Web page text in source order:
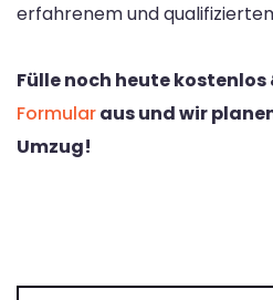
erfahrenem und
Fülle noch heute
Formularaus und wir
Umzug!